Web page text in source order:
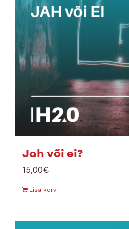
Jah või ei?
15,00€
Lisa korvi